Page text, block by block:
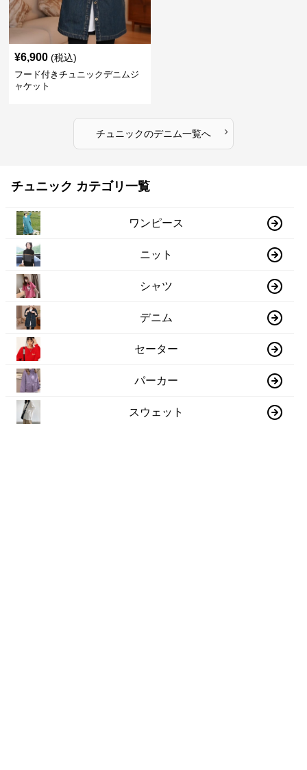
¥6,900 (税込)
フード付きチュニックデニムジ
ャケット
チュニックのデニム一覧へ ›
チュニック カテゴリ一覧
ワンピース
ニット
シャツ
デニム
セーター
パーカー
スウェット